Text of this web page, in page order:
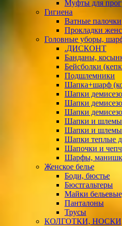
Муфты для
Гигиена
Ватные палочки
Прокладки
Головные уборы,
.ДИСКОНТ
Банданы,
Бейсболки
Подшлемники
Шапка+шарф
Шапки
Шапки
Шапки
Шапки и шлемы
Шапки и шлемы
Шапки теплые
Шапочки и
Шарфы,
Женское белье
Боди, бюстье
Бюстгальтеры
Майки
Панталоны
Трусы
КОЛГОТКИ, НОСКИ,